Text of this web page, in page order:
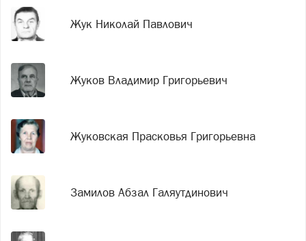
Жук Николай Павлович
Жуков Владимир Григорьевич
Жуковская Прасковья Григорьевна
Замилов Абзал Галяутдинович